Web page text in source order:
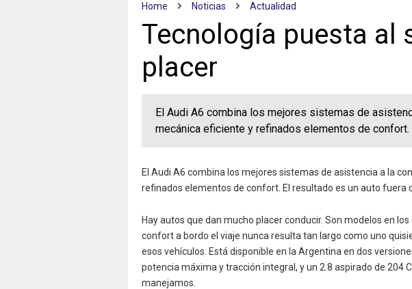
Home Noticias Actualidad
Tecnología puesta al
placer
El Audi A6 combina los mejores sistemas de
mecánica eficiente y refinados elementos de confort.
El Audi A6 combina los mejores sistemas de asistencia a la
refinados elementos de confort. El resultado es un auto fuera
Hay autos que dan mucho placer conducir. Son modelos en
confort a bordo el viaje nunca resulta tan largo como uno
esos vehículos. Está disponible en la Argentina en dos
potencia máxima y tracción integral, y un 2.8 aspirado de 204
manejamos.